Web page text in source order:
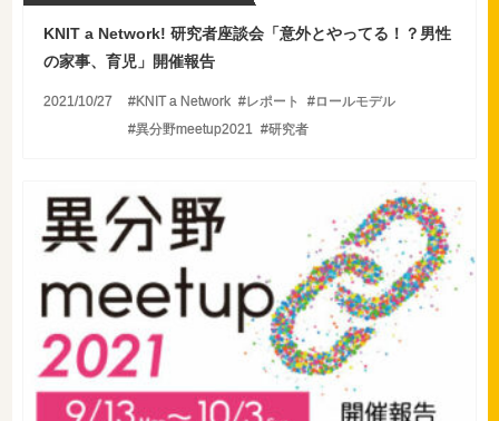
KNIT a Network! 研究者座談会「意外とやってる！？男性
の家事、育児」開催報告
2021/10/27 KNIT a Network レポート
ロールモデル
異分野meetup2021
研究者